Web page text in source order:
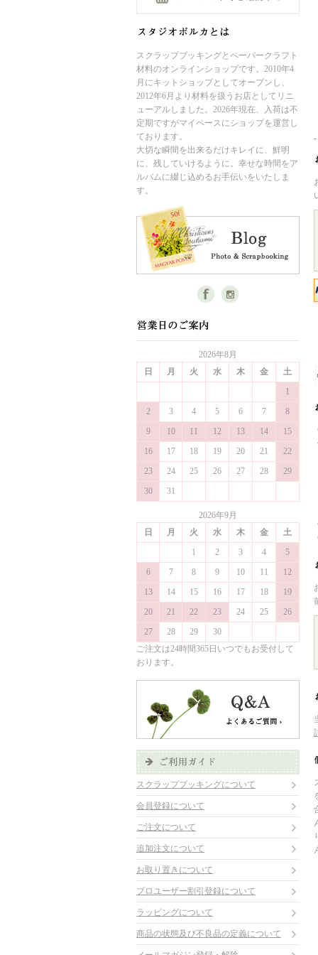
スクラップブッキングとペーパークラフト
材料のオンラインショップです。2010年4
月にキットショップとしてオープンし、
2012年6月より材料を扱うお店としてリニ
ューアルしました。2026年現在、入荷は不
定期ですがマイペースにショップを運営し
ております。
大切な瞬間を出来るだけキレイに、鮮明
に、残していけるように。幸せな時間をア
ルバムに綴じ込めるお手伝いをいたしま
す。
2026年8月
日
月 火 水 木 金
土
1
2
3 4 5 6 7
8
9
10 11 12 13 14
15
16
17 18 19 20 21
22
23
24 25 26 27 28
29
30
31
2026年9月
日
月 火 水 木 金
土
1
2 3 4
5
6
7 8 9 10 11
12
13
14 15 16 17 18
19
20
21 22 23 24 25
26
27
28 29
30
ご注文は24時間365日いつでもお受付して
おります。
スクラップブッキングについて
会員登録について
ご注文について
追加注文について
お取り置きについて
プロユーザー割引登録について
ラッピングについて
商品の状態及び不良品の定義について